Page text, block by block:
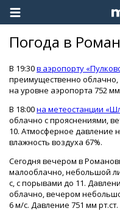
Погода в
В 19:30в аэропорту
преимущественно
на уровне аэропорта 752 мм
В 18:00на метеостанции
облачно с прояснениями,
10. Атмосферное давление
влажность воздуха 67%.
Сегодня вечером в
малооблачно, небольшой
с, с порывами до 11.
облачно, вечером
6 м/с. Давление 751 мм рт.ст.